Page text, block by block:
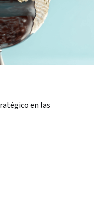
en las